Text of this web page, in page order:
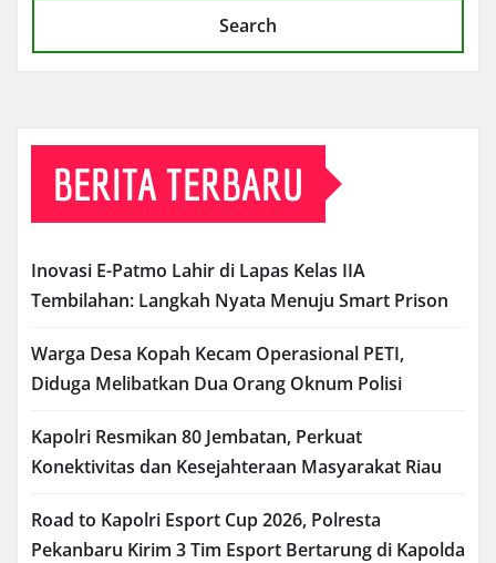
Search
BERITA TERBARU
Inovasi E-Patmo Lahir di Lapas Kelas IIA
Tembilahan: Langkah Nyata Menuju Smart Prison
Warga Desa Kopah Kecam Operasional PETI,
Diduga Melibatkan Dua Orang Oknum Polisi
Kapolri Resmikan 80 Jembatan, Perkuat
Konektivitas dan Kesejahteraan Masyarakat Riau
Road to Kapolri Esport Cup 2026, Polresta
Pekanbaru Kirim 3 Tim Esport Bertarung di Kapolda